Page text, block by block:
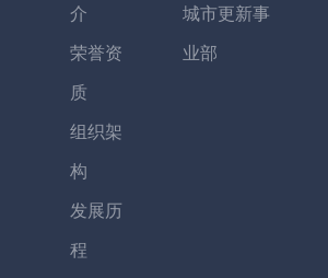
介
荣誉资
质
组织架
构
发展历
程
城市更新事
业部